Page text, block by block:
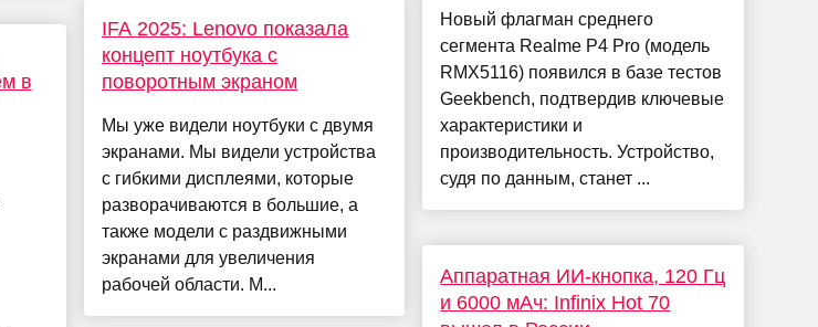
в
IFA 2025: Lenovo показала
концепт ноутбука с
поворотным экраном
Мы уже видели ноутбуки с двумя
экранами. Мы видели устройства
с гибкими дисплеями, которые
разворачиваются в большие, а
также модели с раздвижными
экранами для увеличения
рабочей области. М...
Новый флагман среднего
сегмента Realme P4 Pro (модель
RMX5116) появился в базе тестов
Geekbench, подтвердив ключевые
характеристики и
производительность. Устройство,
судя по данным, станет ...
Аппаратная ИИ-кнопка, 120 Гц
и 6000 мАч: Infinix Hot 70